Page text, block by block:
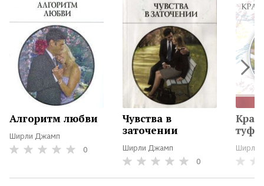
Алгоритм любви
Ширли Джамп
0
Чувства в
заточении
Ширли Джамп
0
Ширли